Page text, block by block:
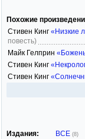
Похожие
Стивен Кинг «Низкие
повесть)
Майк Гелприн
Стивен Кинг
Стивен Кинг
Издания: ВСЕ (8)